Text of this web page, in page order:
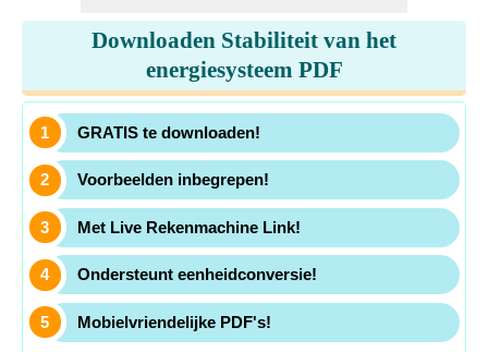
Downloaden Stabiliteit van het
energiesysteem PDF
GRATIS te downloaden!
Voorbeelden inbegrepen!
Met Live Rekenmachine Link!
Ondersteunt eenheidconversie!
Mobielvriendelijke PDF's!